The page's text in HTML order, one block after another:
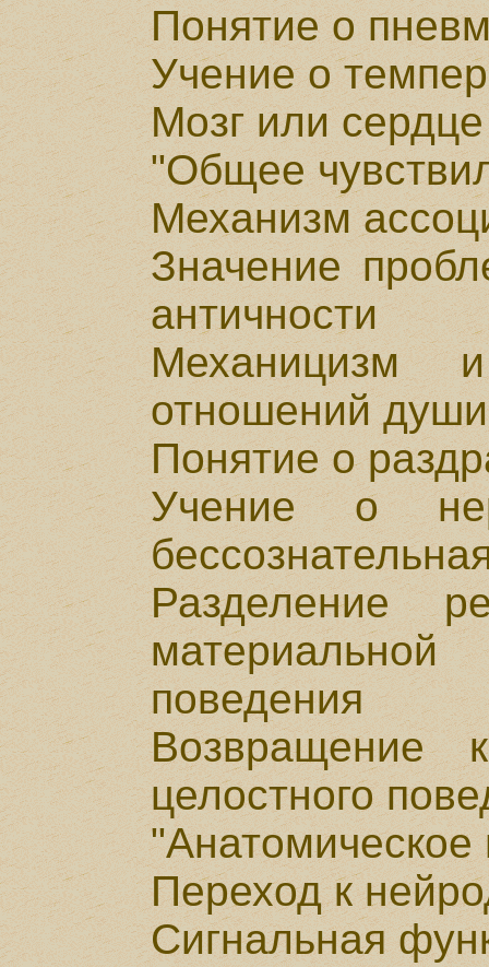
Понятие о
Учение о
Мозг или
"Общее
Механизм
Значение
античности
Механицизм
отношений
Понятие о
Учение о
Разделение
поведения
Возвращение
целостного
"Анатомическое
Переход к
Сигнальная